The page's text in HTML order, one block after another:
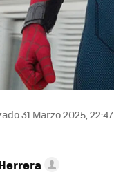
31 Marzo 2025, 22:47